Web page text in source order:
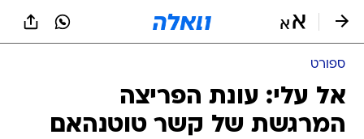
ספורט
אל עלי: עונת הפריצה
המרגשת של קשר טוטנהאם